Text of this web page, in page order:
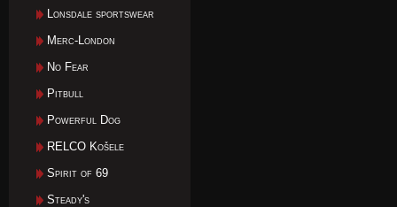
Lonsdale sportswear
Merc-London
No Fear
Pitbull
Powerful Dog
RELCO Košele
Spirit of 69
Steady's